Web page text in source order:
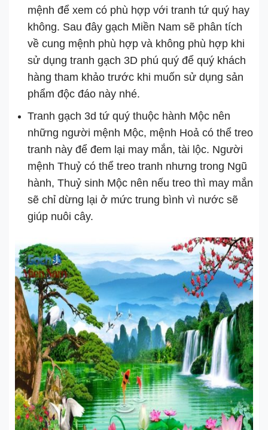
mệnh để xem có phù hợp với tranh tứ quý hay
không. Sau đây gạch Miền Nam sẽ phân tích
về cung mệnh phù hợp và không phù hợp khi
sử dụng tranh gạch 3D phú quý để quý khách
hàng tham khảo trước khi muốn sử dụng sản
phẩm độc đáo này nhé.
Tranh gạch 3d tứ quý thuộc hành Mộc nên
những người mệnh Mộc, mệnh Hoả có thể treo
tranh này để đem lại may mắn, tài lộc. Người
mệnh Thuỷ có thể treo tranh nhưng trong Ngũ
hành, Thuỷ sinh Mộc nên nếu treo thì may mắn
sẽ chỉ dừng lại ở mức trung bình vì nước sẽ
giúp nuôi cây.